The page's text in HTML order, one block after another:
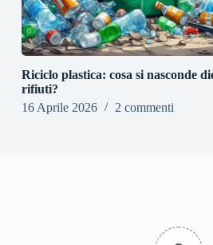
Riciclo plastica: cosa si nasconde
rifiuti?
16 Aprile 2026
2 commenti